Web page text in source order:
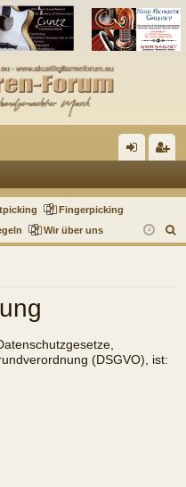
m ist
rie
Fingerpicking
Wir über uns
u
(DSGVO), ist: